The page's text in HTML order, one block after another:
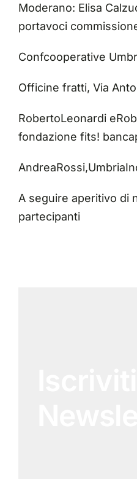
Moderano: Elisa
portavoci
Confcooperative
Officine fratti, Via
RobertoLeonardi
fondazione fits!
A seguire aperitivo di
partecipanti